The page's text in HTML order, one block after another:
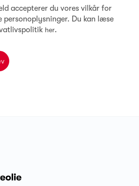
accepterer du vores vilkår for
personoplysninger. Du kan læse
her.